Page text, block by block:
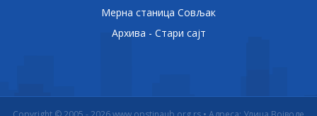
Мерна станица Совљак
Архива - Стари сајт